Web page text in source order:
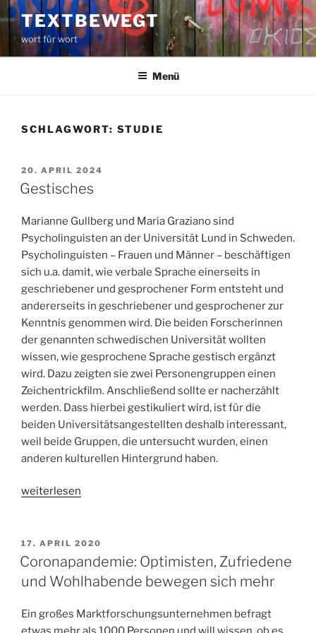
Zum
Inhalt
springen
TEXTBEWEGT
wort für wort
Menü
SCHLAGWORT: STUDIE
VERÖFFENTLICHT
AM
20. APRIL 2024
Gestisches
Marianne Gullberg und Maria Graziano sind
Psycholinguisten an der Universität Lund in Schweden.
Psycholinguisten – Frauen und Männer – beschäftigen
sich u.a. damit, wie verbale Sprache einerseits in
geschriebener und gesprochener Form entsteht und
andererseits in geschriebener und gesprochener zur
Kenntnis genommen wird. Die beiden Forscherinnen
der genannten schwedischen Universität wollten
wissen, wie gesprochene Sprache gestisch ergänzt
wird. Dazu zeigten sie zwei Personengruppen einen
Zeichentrickfilm. Anschließend sollte er nacherzählt
werden. Dass hierbei gestikuliert wird, ist für die
beiden Universitätsangestellten deshalb interessant,
weil beide Gruppen, die untersucht wurden, einen
anderen kulturellen Hintergrund haben.
„Gestisches“
weiterlesen
VERÖFFENTLICHT
AM
17. APRIL 2020
Coronapandemie: Optimisten, Zufriedene
und Wohlhabende bewegen sich mehr
Ein großes Marktforschungsunternehmen befragt